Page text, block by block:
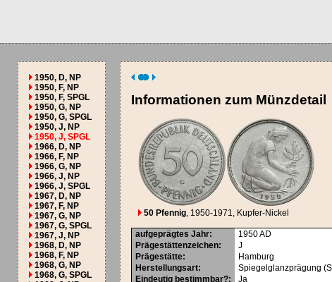
1950, D, NP
1950, F, NP
1950, F, SPGL
1950, G, NP
1950, G, SPGL
1950, J, NP
1950, J, SPGL
1966, D, NP
1966, F, NP
1966, G, NP
1966, J, NP
1966, J, SPGL
1967, D, NP
1967, F, NP
1967, G, NP
1967, G, SPGL
1967, J, NP
1968, D, NP
1968, F, NP
1968, G, NP
1968, G, SPGL
Informationen zum Münzdetail
50 Pfennig, 1950-1971, Kupfer-Nickel
aufgeprägtes Jahr: 1950AD
Prägestättenzeichen:
J
Prägestätte:
Hamburg
Herstellungsart:
Spiegelglanzprägung
Eindeutig bestimmbar?: Ja